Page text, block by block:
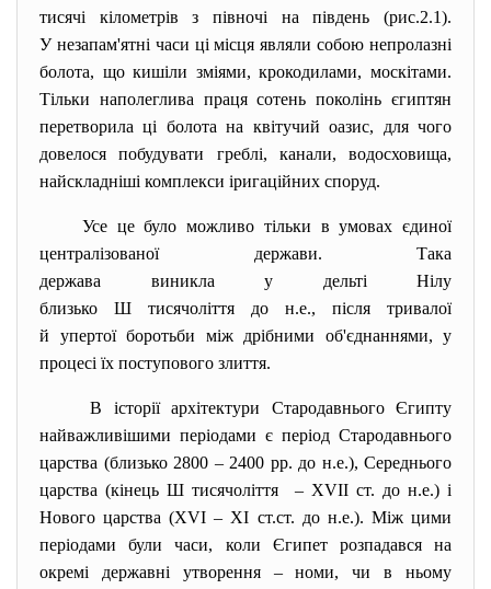
тисячі кілометрів з півночі на південь (рис.2.1).
У незапам'ятні часи ці місця являли собою непролазні
болота, що кишіли зміями, крокодилами, москітами.
Тільки наполеглива праця сотень поколінь єгиптян
перетворила ці болота на квітучий оазис, для чого
довелося побудувати греблі, канали, водосховища,
найскладніші комплекси іригаційних споруд.
Усе це було можливо тільки в умовах єдиної
централізованої держави. Така
держава виникла у дельті Нілу
близько Ш тисячоліття до н.е., після тривалої
й упертої боротьби між дрібними об'єднаннями, у
процесі їх поступового злиття.
В історії архітектури Стародавнього Єгипту
найважливішими періодами є період Стародавнього
царства (близько 2800 – 2400 рр. до н.е.), Середнього
царства (кінець Ш тисячоліття – XVII ст. до н.е.) і
Нового царства (XVI – XI ст.ст. до н.е.). Між цими
періодами були часи, коли Єгипет розпадався на
окремі державні утворення – номи, чи в ньому